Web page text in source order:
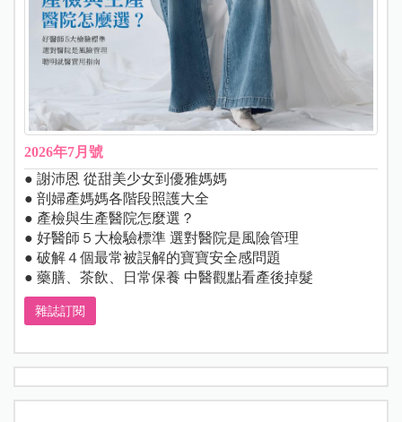
2026年7月號
● 謝沛恩 從甜美少女到優雅媽媽
● 剖婦產媽媽各階段照護大全
● 產檢與生產醫院怎麼選？
● 好醫師５大檢驗標準 選對醫院是風險管理
● 破解４個最常被誤解的寶寶安全感問題
● 藥膳、茶飲、日常保養 中醫觀點看產後掉髮
雜誌訂閱